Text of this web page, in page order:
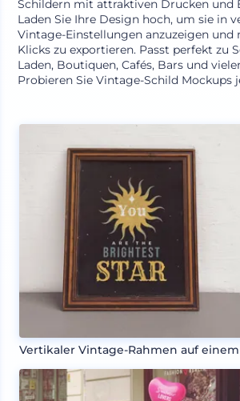
Schildern mit attraktiven Drucken und
Laden Sie Ihre Design hoch, um sie in
Vintage-Einstellungen anzuzeigen
Klicks zu exportieren. Passt perfekt zu
Laden, Boutiquen, Cafés, Bars und
Probieren Sie Vintage-Schild Mockups
Vertikaler Vintage-Rahmen auf